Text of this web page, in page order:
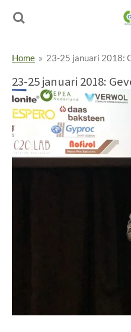
Ga
direct
deHome » 23-25 januari 2018:
23-25 januari 2018: